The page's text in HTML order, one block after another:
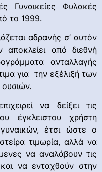
Γυναικείες Φυλακές
το 1999.
αδρανής σ’ αυτόν
από διεθνή
ανταλλαγής
για την εξέλιξή των
να δείξει τις
έγκλειστου χρήστη
έτσι ώστε ο
τιμωρία, αλλά να
να αναλάβουν τις
να ενταχθούν στην